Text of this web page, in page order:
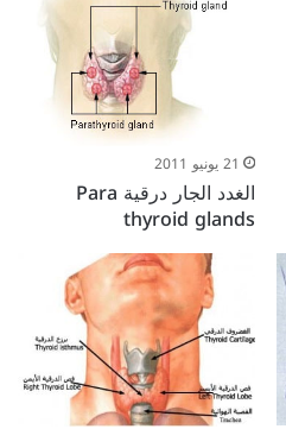
21 يونيو 2011
الغدد الجار درقية Para
thyroid glands